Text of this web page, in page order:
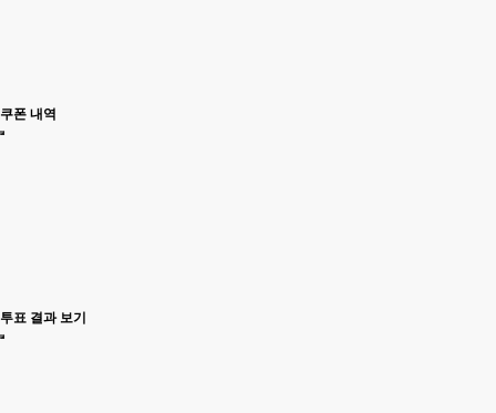
쿠폰 내역
투표 결과 보기